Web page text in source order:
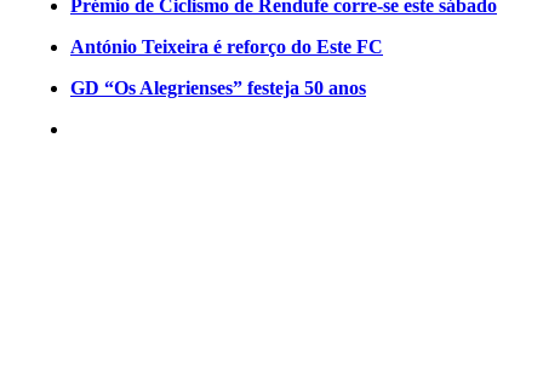
Prémio de Ciclismo de Rendufe corre-se este sábado
António Teixeira é reforço do Este FC
GD “Os Alegrienses” festeja 50 anos